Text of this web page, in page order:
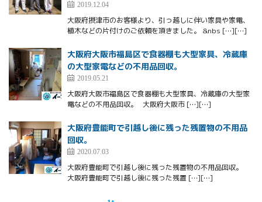
2019.12.04
大阪府摂津市のお客様より、引っ越しに伴い家具や家電、
植木などの片付けのご依頼を頂きました。 &nbs […][…]
大阪府大阪市福島区で食器棚も大型家具、冷蔵庫
の大型家電などの不用品回収。
2019.05.21
大阪府大阪市福島区で食器棚も大型家具、冷蔵庫の大型家
電などの不用品回収。 大阪府大阪市 […][…]
大阪府豊能町で引越し後に残った残置物の不用品
回収。
2020.07.03
大阪府豊能町で引越し後に残った残置物の不用品回収。
大阪府豊能町で引越し後に残った残置 […][…]